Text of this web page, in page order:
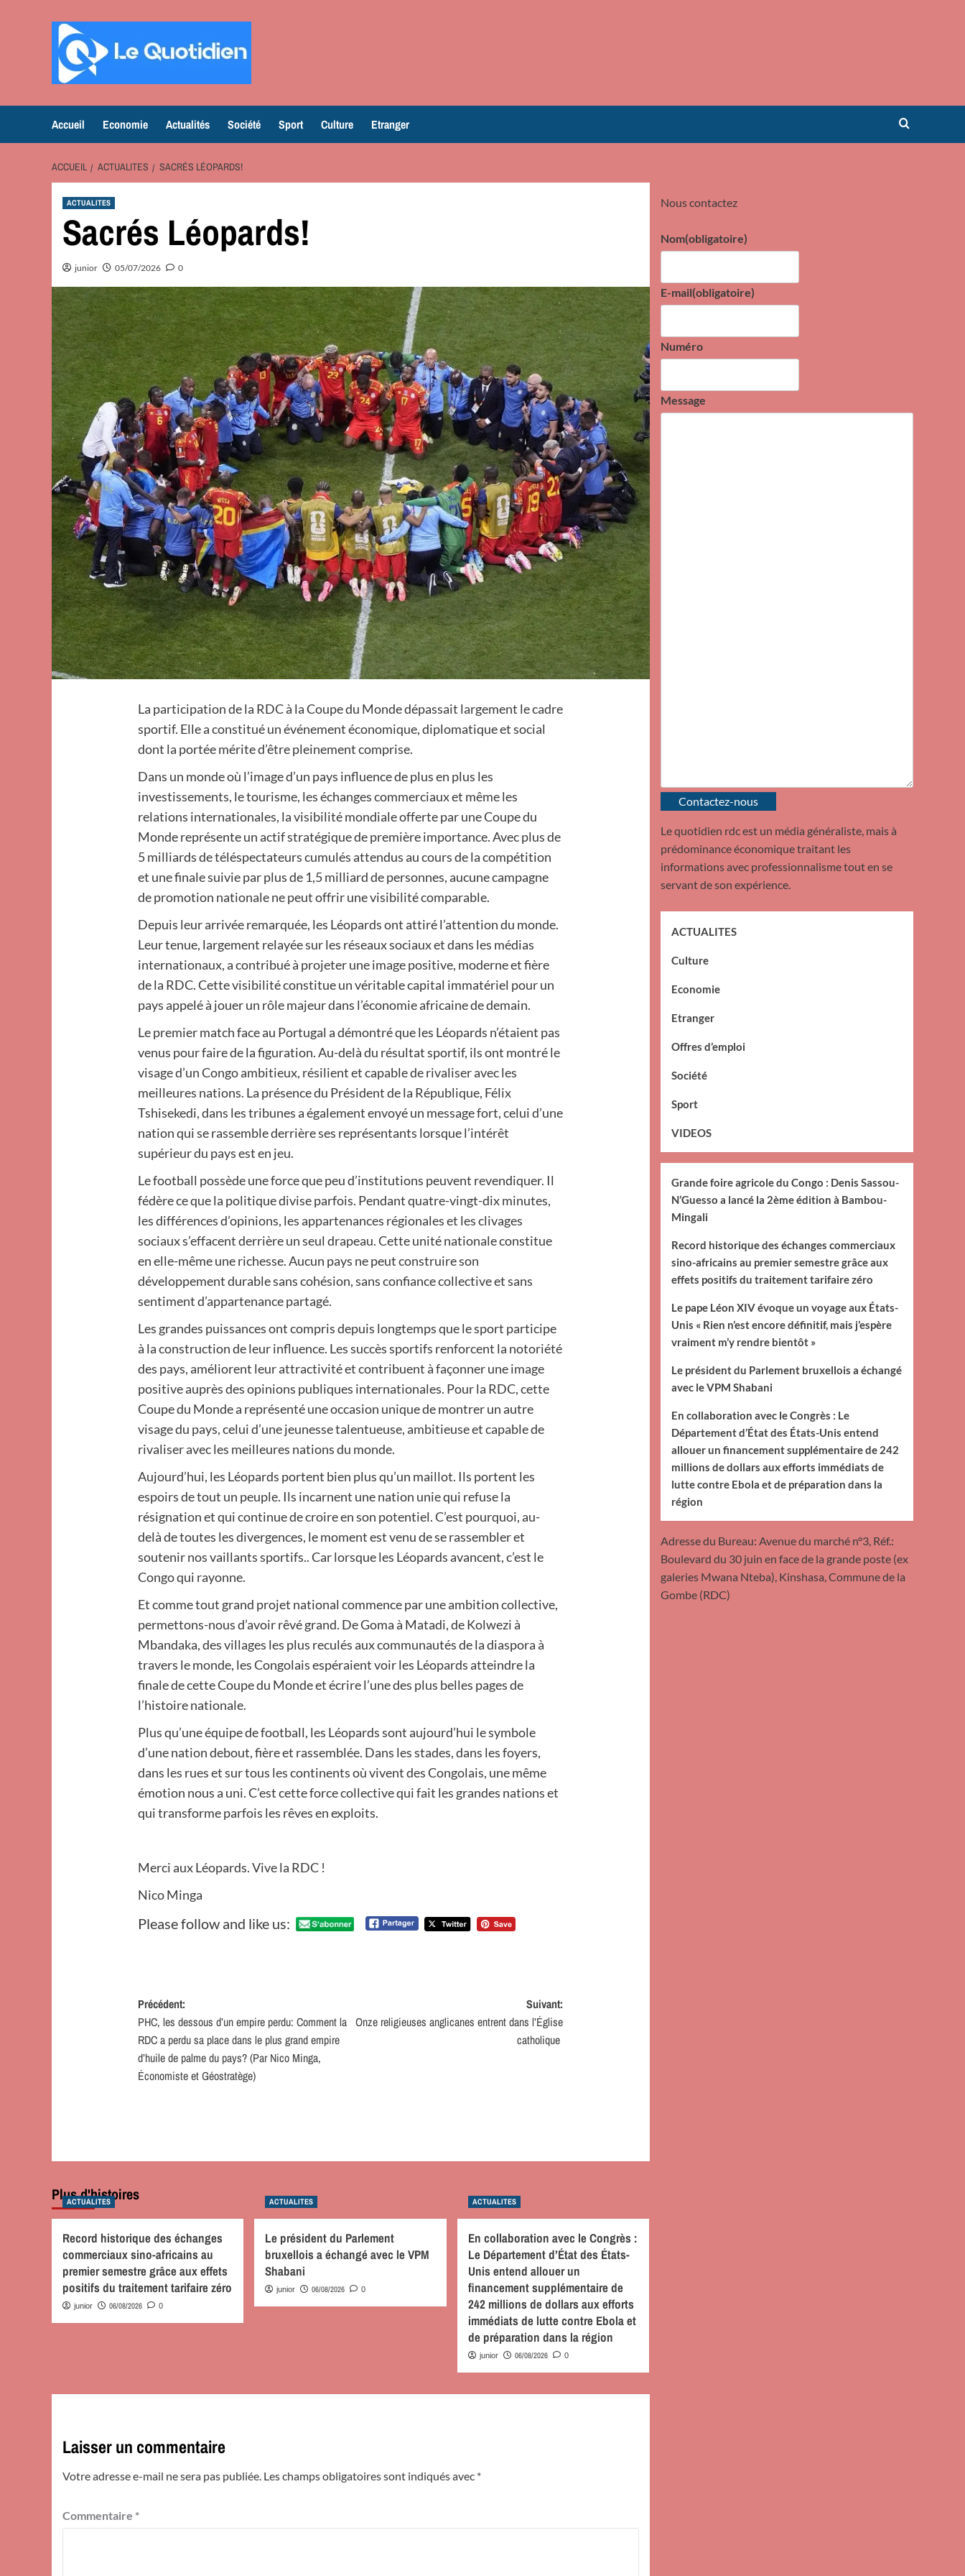
Accueil Economie Actualités Société Sport Culture Etranger
ACCUEIL ACTUALITES SACRÉS LÉOPARDS!
ACTUALITES
Sacrés Léopards!
junior 05/07/2026 0
La participation de la RDC à la Coupe du Monde dépassait largement le cadre
sportif. Elle a constitué un événement économique, diplomatique et social
dont la portée mérite d’être pleinement comprise.
Dans un monde où l’image d’un pays influence de plus en plus les
investissements, le tourisme, les échanges commerciaux et même les
relations internationales, la visibilité mondiale offerte par une Coupe du
Monde représente un actif stratégique de première importance. Avec plus de
5 milliards de téléspectateurs cumulés attendus au cours de la compétition
et une finale suivie par plus de 1,5 milliard de personnes, aucune campagne
de promotion nationale ne peut offrir une visibilité comparable.
Depuis leur arrivée remarquée, les Léopards ont attiré l’attention du monde.
Leur tenue, largement relayée sur les réseaux sociaux et dans les médias
internationaux, a contribué à projeter une image positive, moderne et fière
de la RDC. Cette visibilité constitue un véritable capital immatériel pour un
pays appelé à jouer un rôle majeur dans l’économie africaine de demain.
Le premier match face au Portugal a démontré que les Léopards n’étaient pas
venus pour faire de la figuration. Au-delà du résultat sportif, ils ont montré le
visage d’un Congo ambitieux, résilient et capable de rivaliser avec les
meilleures nations. La présence du Président de la République, Félix
Tshisekedi, dans les tribunes a également envoyé un message fort, celui d’une
nation qui se rassemble derrière ses représentants lorsque l’intérêt
supérieur du pays est en jeu.
Le football possède une force que peu d’institutions peuvent revendiquer. Il
fédère ce que la politique divise parfois. Pendant quatre-vingt-dix minutes,
les différences d’opinions, les appartenances régionales et les clivages
sociaux s’effacent derrière un seul drapeau. Cette unité nationale constitue
en elle-même une richesse. Aucun pays ne peut construire son
développement durable sans cohésion, sans confiance collective et sans
sentiment d’appartenance partagé.
Les grandes puissances ont compris depuis longtemps que le sport participe
à la construction de leur influence. Les succès sportifs renforcent la notoriété
des pays, améliorent leur attractivité et contribuent à façonner une image
positive auprès des opinions publiques internationales. Pour la RDC, cette
Coupe du Monde a représenté une occasion unique de montrer un autre
visage du pays, celui d’une jeunesse talentueuse, ambitieuse et capable de
rivaliser avec les meilleures nations du monde.
Aujourd’hui, les Léopards portent bien plus qu’un maillot. Ils portent les
espoirs de tout un peuple. Ils incarnent une nation unie qui refuse la
résignation et qui continue de croire en son potentiel. C’est pourquoi, au-
delà de toutes les divergences, le moment est venu de se rassembler et
soutenir nos vaillants sportifs.. Car lorsque les Léopards avancent, c’est le
Congo qui rayonne.
Et comme tout grand projet national commence par une ambition collective,
permettons-nous d’avoir rêvé grand. De Goma à Matadi, de Kolwezi à
Mbandaka, des villages les plus reculés aux communautés de la diaspora à
travers le monde, les Congolais espéraient voir les Léopards atteindre la
finale de cette Coupe du Monde et écrire l’une des plus belles pages de
l’histoire nationale.
Plus qu’une équipe de football, les Léopards sont aujourd’hui le symbole
d’une nation debout, fière et rassemblée. Dans les stades, dans les foyers,
dans les rues et sur tous les continents où vivent des Congolais, une même
émotion nous a uni. C’est cette force collective qui fait les grandes nations et
qui transforme parfois les rêves en exploits.
Merci aux Léopards. Vive la RDC !
Nico Minga
Please follow and like us:
Navigation
d’article
Précédent:
PHC, les dessous d’un empire perdu: Comment la
RDC a perdu sa place dans le plus grand empire
d’huile de palme du pays? (Par Nico Minga,
Économiste et Géostratège)
Suivant:
Onze religieuses anglicanes entrent dans l’Église
catholique
Plus d'histoires
ACTUALITES
Record historique des échanges
commerciaux sino-africains au
premier semestre grâce aux effets
positifs du traitement tarifaire zéro
junior 06/08/2026 0
ACTUALITES
Le président du Parlement
bruxellois a échangé avec le VPM
Shabani
junior 06/08/2026 0
ACTUALITES
En collaboration avec le Congrès :
Le Département d’État des États-
Unis entend allouer un
financement supplémentaire de
242 millions de dollars aux efforts
immédiats de lutte contre Ebola et
de préparation dans la région
junior 06/08/2026 0
Laisser un commentaire
Votre adresse e-mail ne sera pas publiée. Les champs obligatoires sont indiqués avec *
Commentaire *
Nous contactez
Nom(obligatoire)
E-mail(obligatoire)
Numéro
Message
Contactez-nous
Le quotidien rdc est un média généraliste, mais à
prédominance économique traitant les
informations avec professionnalisme tout en se
servant de son expérience.
ACTUALITES
Culture
Economie
Etranger
Offres d’emploi
Société
Sport
VIDEOS
Grande foire agricole du Congo : Denis Sassou-
N’Guesso a lancé la 2ème édition à Bambou-
Mingali
Record historique des échanges commerciaux
sino-africains au premier semestre grâce aux
effets positifs du traitement tarifaire zéro
Le pape Léon XIV évoque un voyage aux États-
Unis « Rien n’est encore définitif, mais j’espère
vraiment m’y rendre bientôt »
Le président du Parlement bruxellois a échangé
avec le VPM Shabani
En collaboration avec le Congrès : Le
Département d’État des États-Unis entend
allouer un financement supplémentaire de 242
millions de dollars aux efforts immédiats de
lutte contre Ebola et de préparation dans la
région
Adresse du Bureau: Avenue du marché n°3, Réf.:
Boulevard du 30 juin en face de la grande poste (ex
galeries Mwana Nteba), Kinshasa, Commune de la
Gombe (RDC)